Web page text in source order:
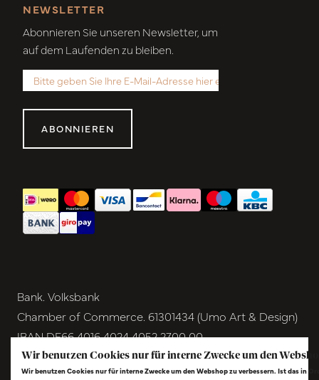
NEWSLETTER
Abonnieren Sie unseren Newsletter, um
auf dem Laufenden zu bleiben.
ABONNIEREN
Bank. Volksbank
Chamber of Commerce. 61301434 (Umo Art & Design)
IBAN DE66 4016 4024 4052 2700 00
BIC GENODEM1GRN
VAT NL854291040B01
Wir benutzen Cookies nur für interne Zwecke um den
Wir benutzen Cookies nur für interne Zwecke um den Webshop zu verbessern. Ist das in